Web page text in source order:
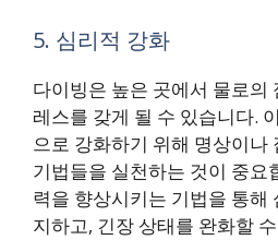
5. 심리적 강화
다이빙은 높은 곳에서 물로의
레스를 갖게 될 수 있습니다.
으로 강화하기 위해 명상이나
기법들을 실천하는 것이 중요
력을 향상시키는 기법을 통해
지하고, 긴장 상태를 완화할